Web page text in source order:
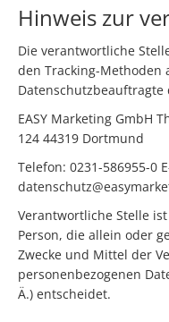
Hinweis zur
Die verantwortliche
den Tracking-
Datenschutzbeauftragte
EASY Marketing GmbH
124 44319 Dortmund
Telefon: 0231-586955-0
Verantwortliche Stelle
Person, die allein oder
Zwecke und Mittel der
personenbezogenen
Ä.) entscheidet.